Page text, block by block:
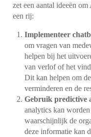
zet een aantal ideeën
een rij:
Implementeer
om vragen van
helpen bij het
van verlof of het
Dit kan helpen om
verminderen en de
Gebruik predictive
analytics kan
waarschijnlijk de
deze informatie kan